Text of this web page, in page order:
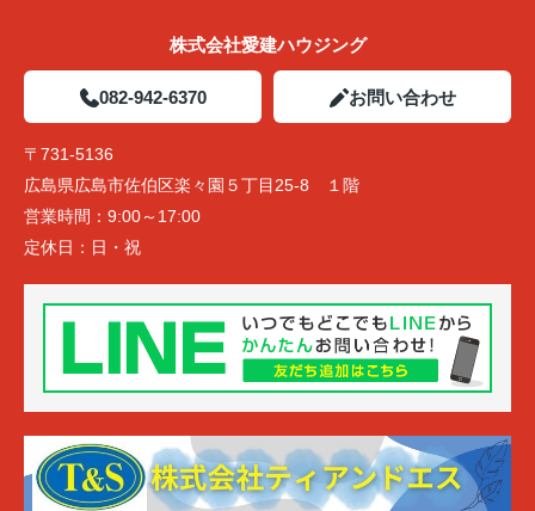
株式会社愛建ハウジング
082-942-6370 お問い合わせ
〒731-5136
広島県広島市佐伯区楽々園５丁目25-8 １階
営業時間： 9:00～17:00
定休日： 日・祝